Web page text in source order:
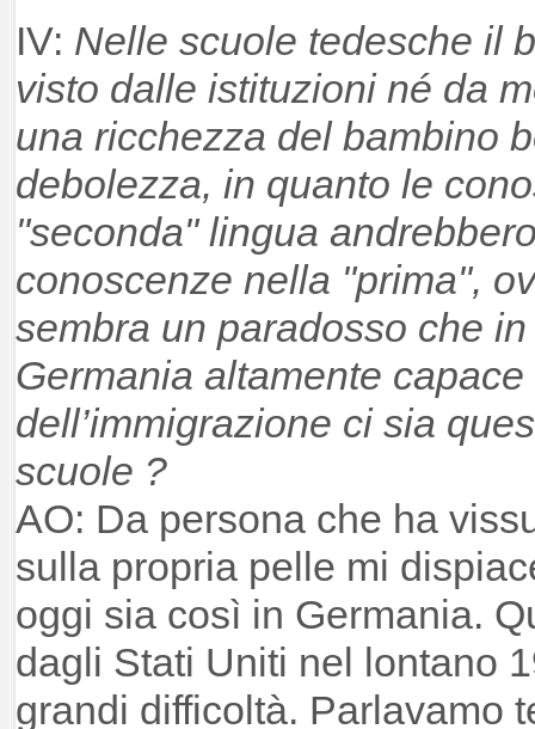
IV: Nelle scuole tedesche il
visto dalle istituzioni né da
una ricchezza del bambino
debolezza, in quanto le
"seconda" lingua
conoscenze nella "prima",
sembra un paradosso che
Germania altamente
dell’immigrazione ci sia
scuole ?
AO: Da persona che ha
sulla propria pelle mi
oggi sia così in Germania.
dagli Stati Uniti nel lontano
grandi difficoltà. Parlavamo